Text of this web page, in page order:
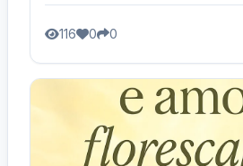
116 0 0